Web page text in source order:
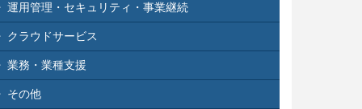
運用管理・セキュリティ・事業継続
クラウドサービス
業務・業種支援
その他